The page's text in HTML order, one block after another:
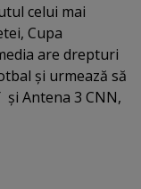
celui mai
Cupa
are drepturi
şi urmează să
şi Antena 3 CNN,